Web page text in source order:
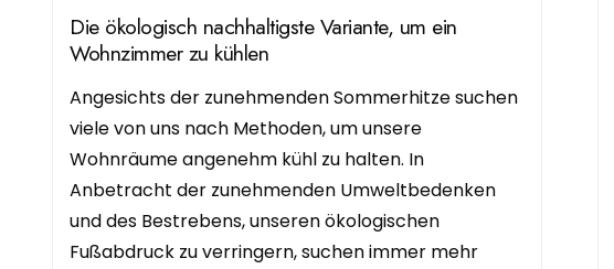
Die ökologisch nachhaltigste Variante, um ein
Wohnzimmer zu kühlen
Angesichts der zunehmenden Sommerhitze suchen
viele von uns nach Methoden, um unsere
Wohnräume angenehm kühl zu halten. In
Anbetracht der zunehmenden Umweltbedenken
und des Bestrebens, unseren ökologischen
Fußabdruck zu verringern, suchen immer mehr